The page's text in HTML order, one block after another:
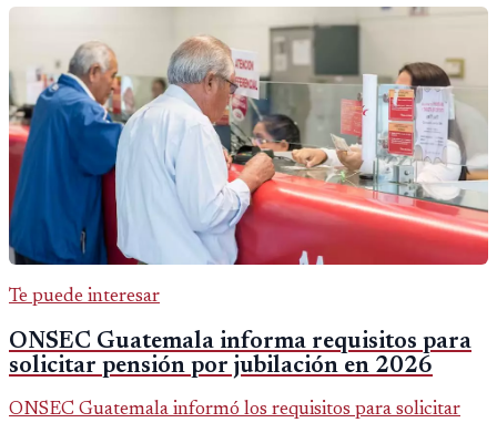
Te puede interesar
ONSEC Guatemala informa requisitos para
solicitar pensión por jubilación en 2026
ONSEC Guatemala informó los requisitos para solicitar